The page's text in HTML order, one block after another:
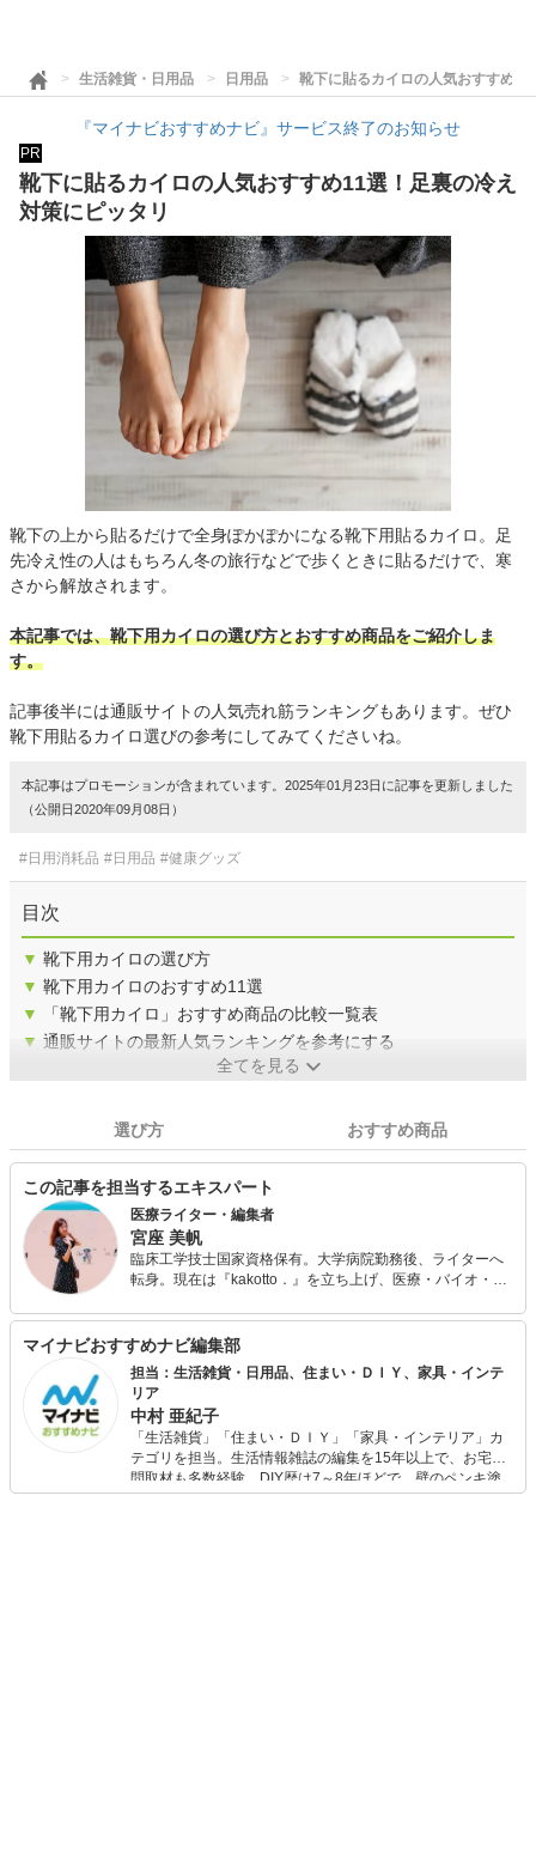
生活雑貨・日用品 日用品 靴下に貼るカイロの人気おすすめ
『マイナビおすすめナビ』サービス終了のお知らせ
PR
靴下に貼るカイロの人気おすすめ11選！足裏の冷え
対策にピッタリ
靴下の上から貼るだけで全身ぽかぽかになる靴下用貼るカイロ。足
先冷え性の人はもちろん冬の旅行などで歩くときに貼るだけで、寒
さから解放されます。
本記事では、靴下用カイロの選び方とおすすめ商品をご紹介しま
す。
記事後半には通販サイトの人気売れ筋ランキングもあります。ぜひ
靴下用貼るカイロ選びの参考にしてみてくださいね。
本記事はプロモーションが含まれています。2025年01月23日に記事を更新しました
（公開日2020年09月08日）
#日用消耗品 #日用品 #健康グッズ
目次
▼ 靴下用カイロの選び方
▼ 靴下用カイロのおすすめ11選
▼
「靴下用カイロ」おすすめ商品の比較一覧表
▼ 通販サイトの最新人気ランキングを参考にする
全てを見る
選び方 おすすめ商品
この記事を担当するエキスパート
医療ライター・編集者
宮座 美帆
臨床工学技士国家資格保有。大学病院勤務後、ライターへ
転身。現在は『kakotto．』を立ち上げ、医療・バイオ・ヘ
います。「難しい話を分かりやすく」をモットーに、心を
じんわり温めるような記事作成をお届け。当サイトでは健
康にかかわるグッズや医療機器などを紹介し、皆さまの健
康増進のお手伝いを致します。
マイナビおすすめナビ編集部
担当：生活雑貨・日用品、住まい・ＤＩＹ、家具・インテ
リア
中村 亜紀子
「生活雑貨」「住まい・ＤＩＹ」「家具・インテリア」カ
テゴリを担当。生活情報雑誌の編集を15年以上で、お宅訪
問取材も多数経験。DIY歴は7～8年ほどで、壁のペンキ塗
りや壁紙チェンジなどもチャレンジ済み。初心者でもモノ